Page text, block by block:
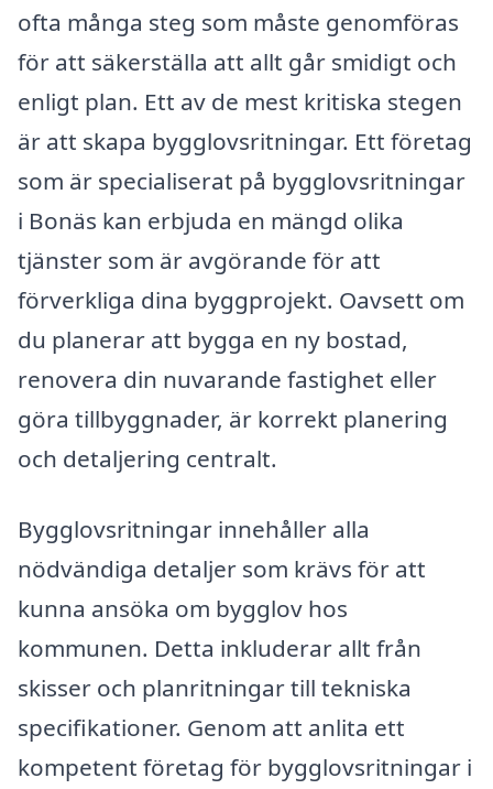
ofta många steg som måste genomföras
för att säkerställa att allt går smidigt och
enligt plan. Ett av de mest kritiska stegen
är att skapa bygglovsritningar. Ett företag
som är specialiserat på bygglovsritningar
i Bonäs kan erbjuda en mängd olika
tjänster som är avgörande för att
förverkliga dina byggprojekt. Oavsett om
du planerar att bygga en ny bostad,
renovera din nuvarande fastighet eller
göra tillbyggnader, är korrekt planering
och detaljering centralt.
Bygglovsritningar innehåller alla
nödvändiga detaljer som krävs för att
kunna ansöka om bygglov hos
kommunen. Detta inkluderar allt från
skisser och planritningar till tekniska
specifikationer. Genom att anlita ett
kompetent företag för bygglovsritningar i